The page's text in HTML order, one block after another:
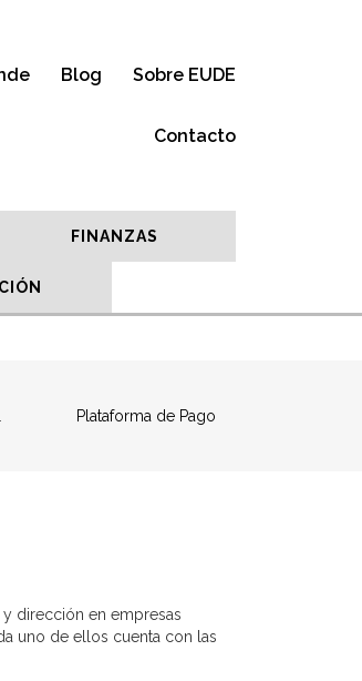
Blog Sobre EUDE
Contacto
FINANZAS
Plataforma de Pago
dirección en empresas
uno de ellos cuenta con las